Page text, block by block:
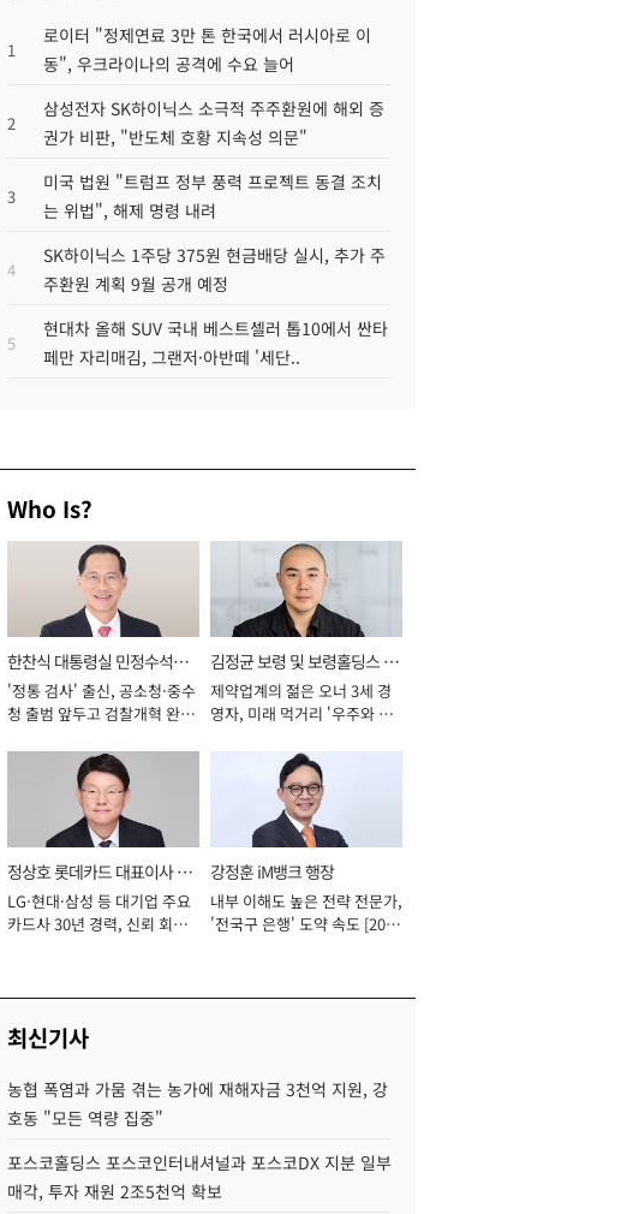
1
로이터 "정제연료 3만 톤 한국에서 러시아로 이
동", 우크라이나의 공격에 수요 늘어
2
삼성전자 SK하이닉스 소극적 주주환원에 해외 증
권가 비판, "반도체 호황 지속성 의문"
3
미국 법원 "트럼프 정부 풍력 프로젝트 동결 조치
는 위법", 해제 명령 내려
4
SK하이닉스 1주당 375원 현금배당 실시, 추가 주
주환원 계획 9월 공개 예정
5
현대차 올해 SUV 국내 베스트셀러 톱10에서 싼타
페만 자리매김, 그랜저·아반떼 '세단..
Who Is?
한찬식 대통령실 민정수석비
서관
'정통 검사' 출신, 공소청·중수
청 출범 앞두고 검찰개혁 완수
김정균 보령 및 보령홀딩스 대
표이사 사장
제약업계의 젊은 오너 3세 경
영자, 미래 먹거리 '우주와 헬
정상호 롯데카드 대표이사 사
장
LG·현대·삼성 등 대기업 주요
카드사 30년 경력, 신뢰 회복
강정훈 iM뱅크 행장
내부 이해도 높은 전략 전문가,
'전국구 은행' 도약 속도 [2026
최신기사
농협 폭염과 가뭄 겪는 농가에 재해자금 3천억 지원, 강
호동 "모든 역량 집중"
포스코홀딩스 포스코인터내셔널과 포스코DX 지분 일부
매각, 투자 재원 2조5천억 확보